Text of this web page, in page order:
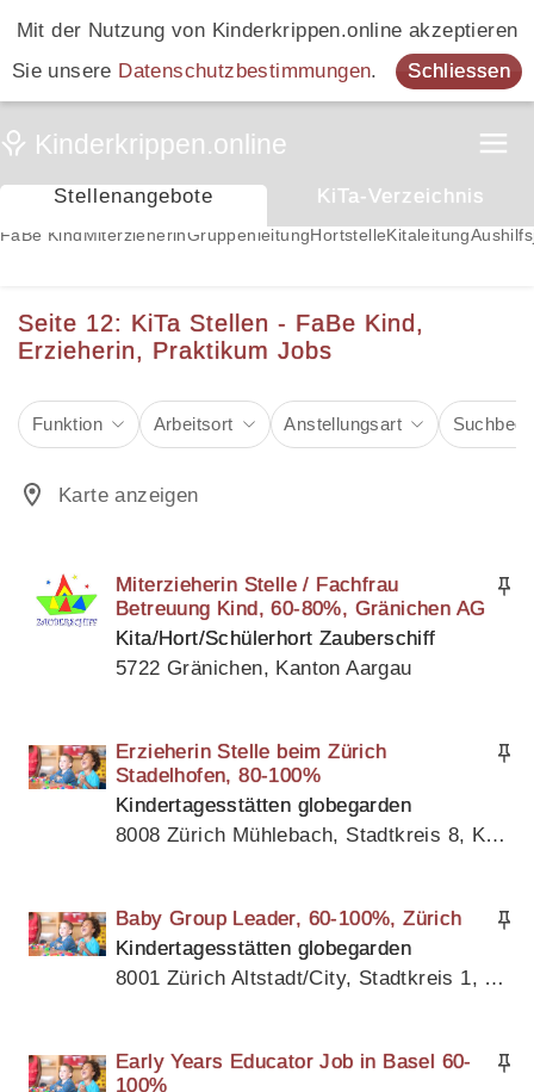
Mit der Nutzung von Kinderkrippen.online akzeptieren
Sie unsere Datenschutzbestimmungen. Schliessen
Stellenangebote KiTa-Verzeichnis
FaBe Kind MiterzieherinGruppenleitung Hortstelle Kitaleitung
Seite 12: KiTa Stellen - FaBe Kind,
Erzieherin, Praktikum Jobs
Funktion Arbeitsort Anstellungsart
Karte anzeigen
Miterzieherin Stelle / Fachfrau
Betreuung Kind, 60-80%, Gränichen AG
Kita/Hort/Schülerhort Zauberschiff
5722 Gränichen, Kanton Aargau
Erzieherin Stelle beim Zürich
Stadelhofen, 80-100%
Kindertagesstätten globegarden
8008 Zürich Mühlebach, Stadtkreis 8, Kanton Zürich
Baby Group Leader, 60-100%, Zürich
Kindertagesstätten globegarden
8001 Zürich Altstadt/City, Stadtkreis 1, Kanton Zürich
Early Years Educator Job in Basel 60-
100%